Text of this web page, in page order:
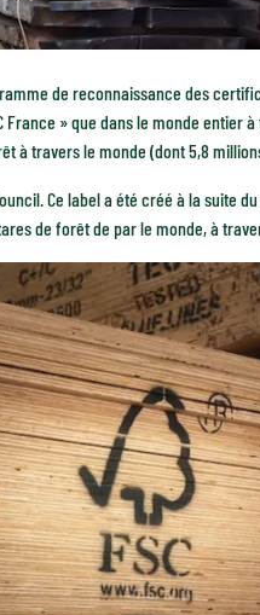
de reconnaissance des
France » que dans le monde entier
à travers le monde (dont 5,8
Ce label a été créé à la suite
de forêt de par le monde, à